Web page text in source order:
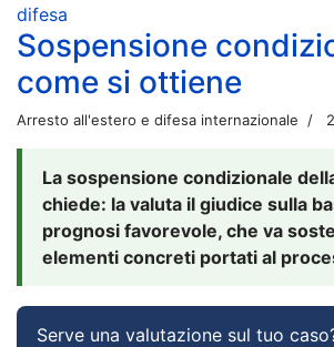
difesa
Sospensione
come si ottiene
Arresto all'estero e difesa internazionale
La sospensione condizionale
chiede: la valuta il giudice sulla
prognosi favorevole, che va
elementi concreti portati al
Serve una valutazione sul tuo